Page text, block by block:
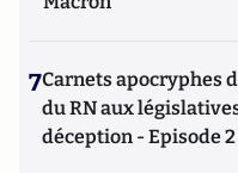
7Carnets apocryphes
du RN aux
déception - Episode 2